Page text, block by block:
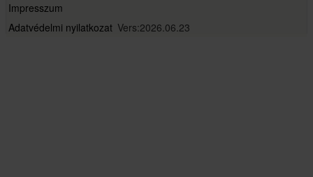
Impresszum
Adatvédelmi nyilatkozat Vers:2026.06.23